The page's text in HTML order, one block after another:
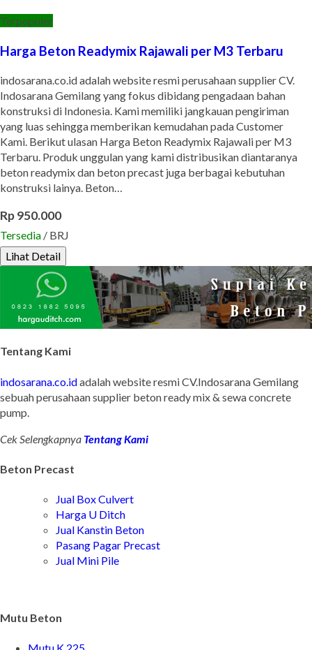
Terpopuler
Harga Beton Readymix Rajawali per M3 Terbaru
indosarana.co.id adalah website resmi perusahaan supplier CV.
Indosarana Gemilang yang fokus dibidang pengadaan bahan
konstruksi di Indonesia. Kami memiliki jangkauan pengiriman
yang luas sehingga memberikan kemudahan pada Customer
Kami. Berikut ulasan Harga Beton Readymix Rajawali per M3
Terbaru. Produk unggulan yang kami distribusikan diantaranya
beton readymix dan beton precast juga berbagai kebutuhan
konstruksi lainya. Beton…
Rp 950.000
Tersedia / BRJ
Lihat Detail
Tentang Kami
indosarana.co.idadalah website resmi CV.Indosarana Gemilang
sebuah perusahaan supplier beton ready mix & sewa concrete
pump.
Cek Selengkapnya Tentang Kami
Beton Precast
Jual Box Culvert
Harga U Ditch
Jual Kanstin Beton
Pasang Pagar Precast
Jual Mini Pile
Mutu Beton